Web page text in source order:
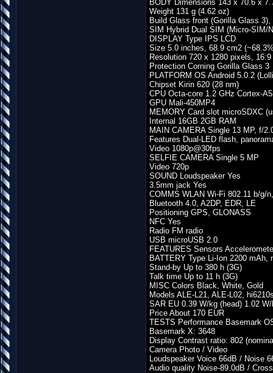
BODY Dimensions 143 x 70.6 x
Weight 131 g (4.62 oz)
Build Glass front (Gorilla Glass
SIM Hybrid Dual SIM (Micro-SIM/
DISPLAY Type IPS LCD
Size 5.0 inches, 68.9 cm2
Resolution 720 x 1280 pixels,
Protection Corning Gorilla Glass 3
PLATFORM OS Android 5.0.2
Chipset Kirin 620 (28 nm)
CPU Octa-core 1.2 GHz Cortex-
GPU Mali-450MP4
MEMORY Card slot microSDXC
Internal 16GB 2GB RAM
MAIN CAMERA Single 13 MP, f/
Features Dual-LED flash,
Video 1080p@30fps
SELFIE CAMERA Single 5 MP
Video 720p
SOUND Loudspeaker Yes
3.5mm jack Yes
COMMS WLAN Wi-Fi 802.11 b/g/
Bluetooth 4.0, A2DP, EDR, LE
Positioning GPS, GLONASS
NFC Yes
Radio FM radio
USB microUSB 2.0
FEATURES Sensors
BATTERY Type Li-Ion 2200 mAh,
Stand-by Up to 380 h (3G)
Talk time Up to 11 h (3G)
MISC Colors Black, White, Gold
Models ALE-L21, ALE-L02,
SAR EU 0.39 W/kg (head) 1.02
Price About 170 EUR
TESTS Performance Basemark
Basemark X: 3648
Display Contrast ratio: 802
Camera Photo / Video
Loudspeaker Voice 66dB / Noise
Audio quality Noise-89.0dB /